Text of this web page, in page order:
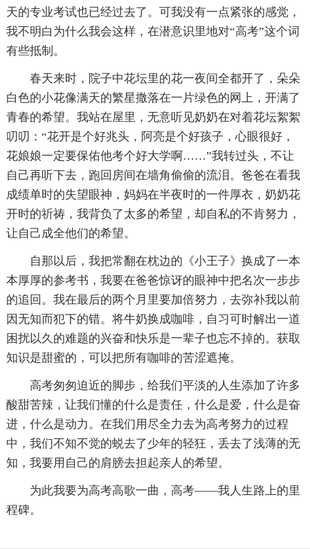
天的专业考试也已经过去了。可我没有一点紧张的感觉，
我不明白为什么我会这样，在潜意识里地对“高考”这个词
有些抵制。
春天来时，院子中花坛里的花一夜间全都开了，朵朵
白色的小花像满天的繁星撒落在一片绿色的网上，开满了
青春的希望。我站在屋里，无意听见奶奶在对着花坛絮絮
叨叨：“花开是个好兆头，阿亮是个好孩子，心眼很好，
花娘娘一定要保佑他考个好大学啊……”我转过头，不让
自己再听下去，跑回房间在墙角偷偷的流泪。爸爸在看我
成绩单时的失望眼神，妈妈在半夜时的一件厚衣，奶奶花
开时的祈祷，我背负了太多的希望，却自私的不肯努力，
让自己成全他们的希望。
自那以后，我把常翻在枕边的《小王子》换成了一本
本厚厚的参考书，我要在爸爸惊讶的眼神中把名次一步步
的追回。我在最后的两个月里要加倍努力，去弥补我以前
因无知而犯下的错。将牛奶换成咖啡，自习可时解出一道
困扰以久的难题的兴奋和快乐是一辈子也忘不掉的。获取
知识是甜蜜的，可以把所有咖啡的苦涩遮掩。
高考匆匆迫近的脚步，给我们平淡的人生添加了许多
酸甜苦辣，让我们懂的什么是责任，什么是爱，什么是奋
进，什么是动力。在我们用尽全力去为高考努力的过程
中，我们不知不觉的蜕去了少年的轻狂，丢去了浅薄的无
知，我要用自己的肩膀去担起亲人的希望。
为此我要为高考高歌一曲，高考——我人生路上的里
程碑。